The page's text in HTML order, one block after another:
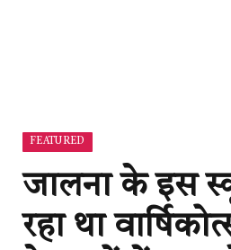
FEATURED
जालना के इस
रहा था